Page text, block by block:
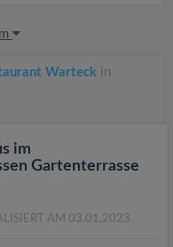
Warteck in
im
Gartenterrasse
AM 03.01.2023